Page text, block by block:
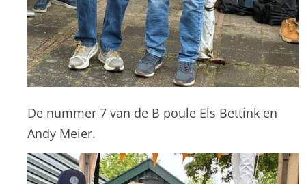
De nummer 7 van de B poule Els Bettink en
Andy Meier.